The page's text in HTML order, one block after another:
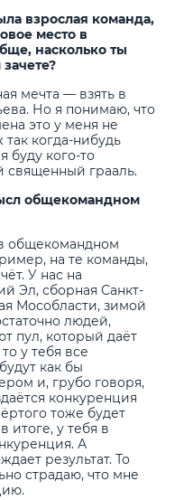
взрослая команда,
место в
насколько ты
мечта — взять в
Но я понимаю, что
это у меня не
когда-нибудь
буду кого-то
священный грааль.
общекомандном
общекомандном
на те команды,
У нас на
Эл, сборная Санкт-
Мособласти, зимой
людей,
пул, который даёт
у тебя все
как бы
и, грубо говоря,
конкуренция
тоже будет
итоге, у тебя в
А
результат. То
страдаю, что мне